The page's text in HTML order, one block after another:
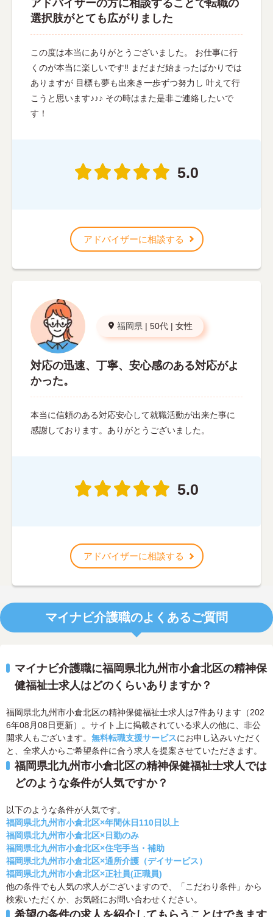
アドバイザーの方に相談することで転職の
選択肢がとても広がりました
この度は本当にありがとうございました。 お仕事に行
くのが本当に楽しいです‼︎ まだまだ始まったばかりでは
ありますが 目標も夢も出来き一歩ずつ努力し 叶えて行
こうと思います♪♪♪ その時はまた是非ご連絡したいで
す！
5.0
アドバイザーに相談する
福岡県 | 50代 | 女性
対応の迅速、丁寧、安心感のある対応がよ
かった。
本当に信頼のある対応安心して就職活動が出来た事に
感謝しております。ありがとうございました。
5.0
アドバイザーに相談する
マイナビ介護職のよくあるご質問
マイナビ介護職に福岡県北九州市小倉北区の精神保
健福祉士求人はどのくらいありますか？
福岡県北九州市小倉北区の精神保健福祉士求人は7件あります（202
6年08月08日更新）。サイト上に掲載されている求人の他に、非公
開求人もございます。 無料転職支援サービスにお申し込みいただく
と、全求人からご希望条件に合う求人を提案させていただきます。
福岡県北九州市小倉北区の精神保健福祉士求人では
どのような条件が人気ですか？
以下のような条件が人気です。
福岡県北九州市小倉北区×年間休日110日以上
福岡県北九州市小倉北区×日勤のみ
福岡県北九州市小倉北区×住宅手当・補助
福岡県北九州市小倉北区×通所介護（デイサービス）
福岡県北九州市小倉北区×正社員(正職員)
他の条件でも人気の求人がございますので、「こだわり条件」から
検索いただくか、お気軽にお問い合わせください。